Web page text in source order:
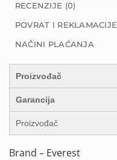
RECENZIJE (0)
POVRAT I REKLAMACIJE
NAČINI PLAĆANJA
Proizvođač
Garancija
Proizvođač
Brand – Everest